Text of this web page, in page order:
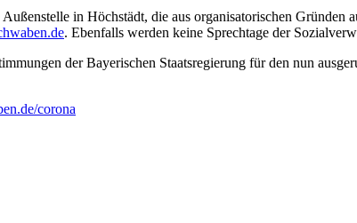
in Höchstädt, die aus organisatorischen
. Ebenfalls werden keine Sprechtage der
der Bayerischen Staatsregierung für den nun
corona